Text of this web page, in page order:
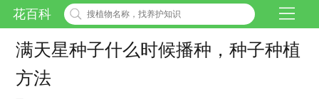
花百科
满天星种子什么时候播种，种子种植
方法